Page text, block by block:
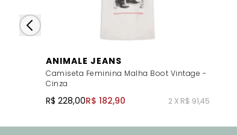
ANIMALE JEANS
Camiseta Feminina Malha Boot Vintage -
Cinza
R$ 228,00R$ 182,90 2 X R$ 91,45